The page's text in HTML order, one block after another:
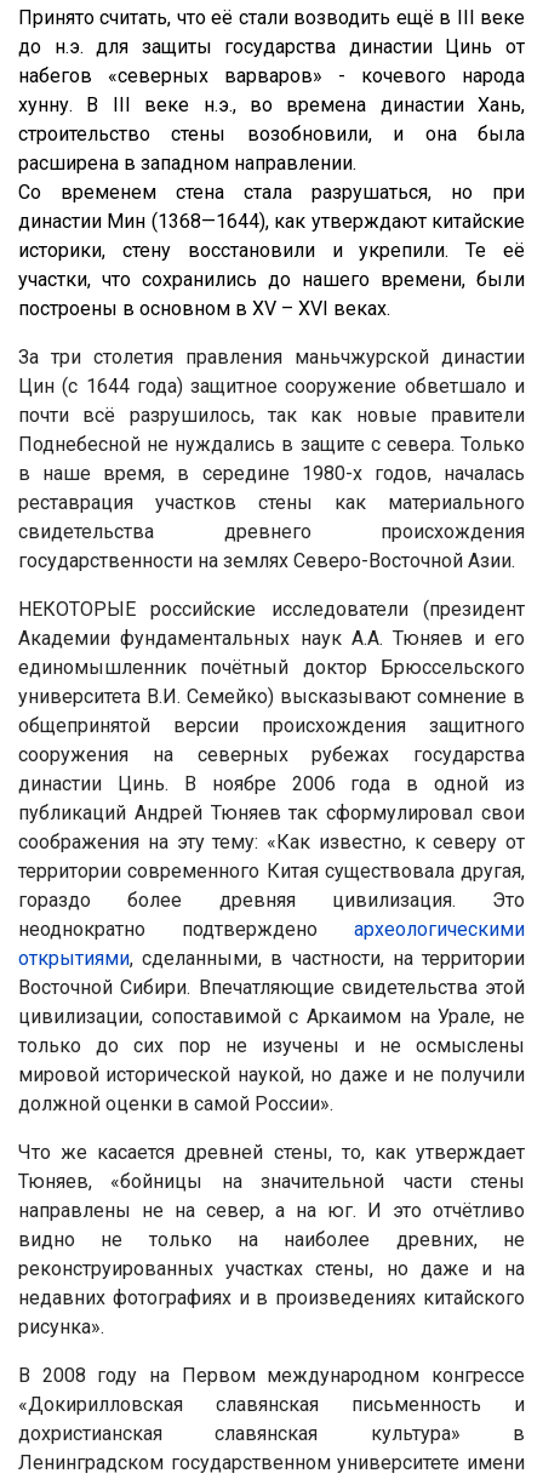
Принято считать, что её стали возводить ещё в III веке
до н.э. для защиты государства династии Цинь от
набегов «северных варваров» - кочевого народа
хунну. В III веке н.э., во времена династии Хань,
строительство стены возобновили, и она была
расширена в западном направлении.
Со временем стена стала разрушаться, но при
династии Мин (1368—1644), как утверждают китайские
историки, стену восстановили и укрепили. Те её
участки, что сохранились до нашего времени, были
построены в основном в XV – XVI веках.
За три столетия правления маньчжурской династии
Цин (с 1644 года) защитное сооружение обветшало и
почти всё разрушилось, так как новые правители
Поднебесной не нуждались в защите с севера. Только
в наше время, в середине 1980-х годов, началась
реставрация участков стены как материального
свидетельства древнего происхождения
государственности на землях Северо-Восточной Азии.
НЕКОТОРЫЕ российские исследователи (президент
Академии фундаментальных наук А.А. Тюняев и его
единомышленник почётный доктор Брюссельского
университета В.И. Семейко) высказывают сомнение в
общепринятой версии происхождения защитного
сооружения на северных рубежах государства
династии Цинь. В ноябре 2006 года в одной из
публикаций Андрей Тюняев так сформулировал свои
соображения на эту тему: «Как известно, к северу от
территории современного Китая существовала другая,
гораздо более древняя цивилизация. Это
неоднократно подтверждено археологическими
открытиями, сделанными, в частности, на территории
Восточной Сибири. Впечатляющие свидетельства этой
цивилизации, сопоставимой с Аркаимом на Урале, не
только до сих пор не изучены и не осмыслены
мировой исторической наукой, но даже и не получили
должной оценки в самой России».
Что же касается древней стены, то, как утверждает
Тюняев, «бойницы на значительной части стены
направлены не на север, а на юг. И это отчётливо
видно не только на наиболее древних, не
реконструированных участках стены, но даже и на
недавних фотографиях и в произведениях китайского
рисунка».
В 2008 году на Первом международном конгрессе
«Докирилловская славянская письменность и
дохристианская славянская культура» в
Ленинградском государственном университете имени